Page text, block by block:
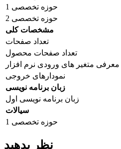
حوزه تخصصی 1
حوزه تخصصی 2
مشخصات کلی
تعداد صفحات
تعداد صفحات محصول
معرفی متغیر های ورودی نرم افزار
نمودارهای خروجی
زبان برنامه نویسی
زبان برنامه نویسی اول
سیالات
حوزه تخصصی 1
نظر بدهید